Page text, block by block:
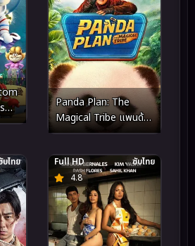
Panda Plan: The
Magical Tribe แพนด้า
เด้ง ยกกำลังฟัด (2026)
บไทย
4.8
Full HD ซับไทย